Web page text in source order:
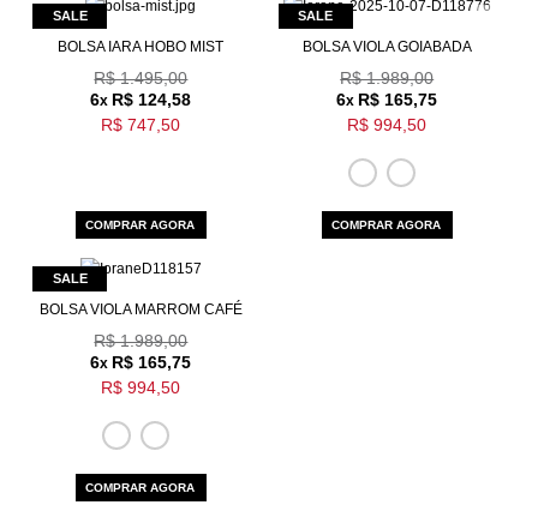
BOLSA IARA HOBO MIST
R$ 1.495,00
6x R$ 124,58
R$ 747,50
COMPRAR AGORA
BOLSA VIOLA GOIABADA
R$ 1.989,00
6x R$ 165,75
R$ 994,50
COMPRAR AGORA
BOLSA VIOLA MARROM CAFÉ
R$ 1.989,00
6x R$ 165,75
R$ 994,50
COMPRAR AGORA